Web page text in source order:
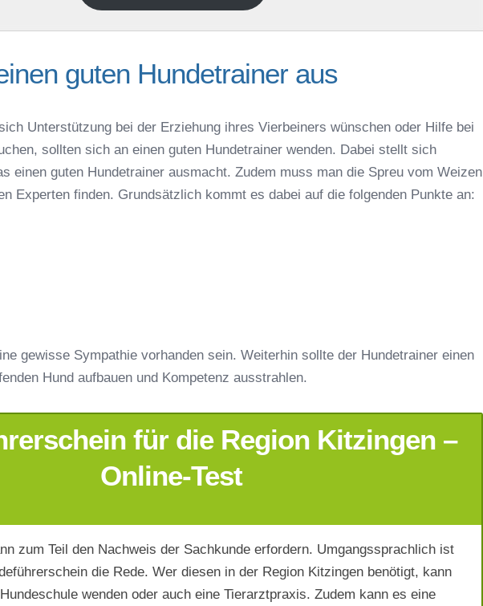
*
*
*
guten Hundetrainer aus
Unterstützung bei der Erziehung ihres Vierbeiners wünschen oder Hilfe bei
sollten sich an einen guten Hundetrainer wenden. Dabei stellt sich
einen guten Hundetrainer ausmacht. Zudem muss man die Spreu vom Weizen
Experten finden. Grundsätzlich kommt es dabei auf die folgenden Punkte an:
gewisse Sympathie vorhanden sein. Weiterhin sollte der Hundetrainer einen
Hund aufbauen und Kompetenz ausstrahlen.
für die Region Kitzingen –
Online-Test
zum Teil den Nachweis der Sachkunde erfordern. Umgangssprachlich ist
die Rede. Wer diesen in der Region Kitzingen benötigt, kann
wenden oder auch eine Tierarztpraxis. Zudem kann es eine